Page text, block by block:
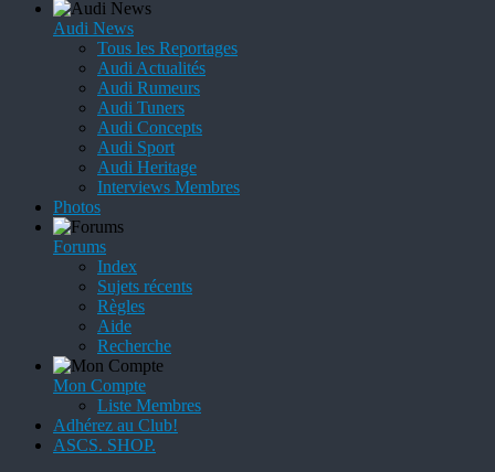
Audi News
Tous les Reportages
Audi Actualités
Audi Rumeurs
Audi Tuners
Audi Concepts
Audi Sport
Audi Heritage
Interviews Membres
Photos
Forums
Index
Sujets récents
Règles
Aide
Recherche
Mon Compte
Liste Membres
Adhérez au Club!
ASCS. SHOP.